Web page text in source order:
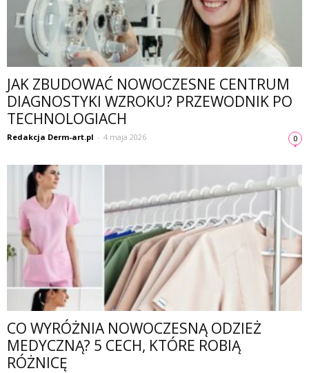
JAK ZBUDOWAĆ NOWOCZESNE CENTRUM
DIAGNOSTYKI WZROKU? PRZEWODNIK PO
TECHNOLOGIACH
Redakcja Derm-art.pl - 4 maja 2026 0
CO WYRÓŻNIA NOWOCZESNĄ ODZIEŻ
MEDYCZNĄ? 5 CECH, KTÓRE ROBIĄ
RÓŻNICĘ